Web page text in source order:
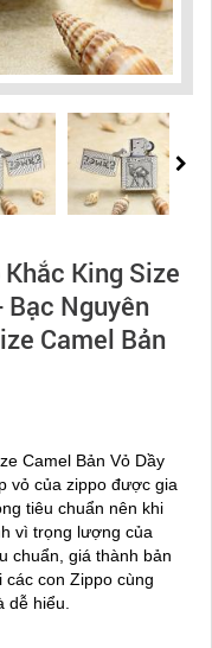
King Size
Bạc Nguyên
Camel Bản
Camel Bản Vỏ Dầy
vỏ của zippo được gia
tiêu chuẩn nên khi
vì trọng lượng của
chuẩn, giá thành bản
con Zippo cùng
dễ hiểu.